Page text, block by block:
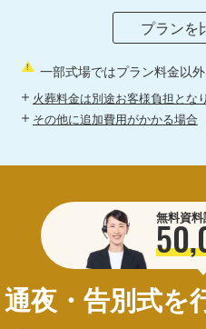
プランを
一部式場ではプラン料金以
火葬料金は別途お客様負担とな
その他に追加費用がかかる場合
無料資
通夜・告別式を